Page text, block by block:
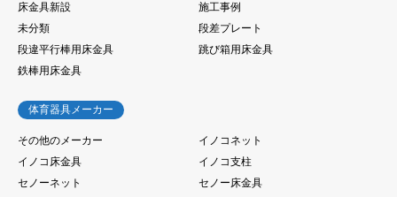
床金具新設
施工事例
未分類
段差プレート
段違平行棒用床金具
跳び箱用床金具
鉄棒用床金具
体育器具メーカー
その他のメーカー
イノコネット
イノコ床金具
イノコ支柱
セノーネット
セノー床金具